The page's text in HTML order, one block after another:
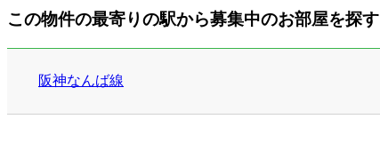
この物件の最寄りの駅から募集中のお部屋を探す
阪神なんば線